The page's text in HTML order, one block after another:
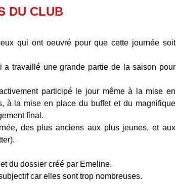
DU CLUB
qui ont oeuvré pour que cette journée soit
a travaillé une grande partie de la saison pour
participé le jour même à la mise en
à la mise en place du buffet et du magnifique
final.
des plus anciens aux plus jeunes, et aux
du dossier créé par Emeline.
car elles sont trop nombreuses.